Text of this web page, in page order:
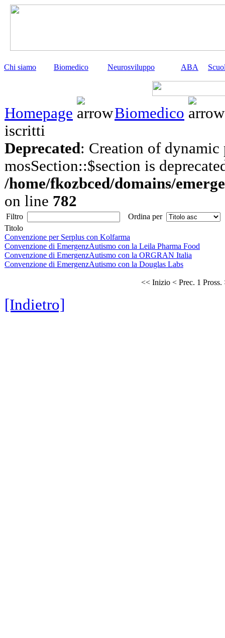
Chi siamo Biomedico Neurosviluppo ABA
Homepage Biomedico
iscritti
Deprecated: Creation of dynamic
mosSection::$section is
/home/fkozbced/domains/
on line 782
Filtro Ordina per
Titolo
Convenzione per Serplus con Kolfarma
Convenzione di EmergenzAutismo con la Leila Pharma Food
Convenzione di EmergenzAutismo con la ORGRAN Italia
Convenzione di EmergenzAutismo con la Douglas Labs
<< Inizio < Prec. 1 Pross.
[Indietro]